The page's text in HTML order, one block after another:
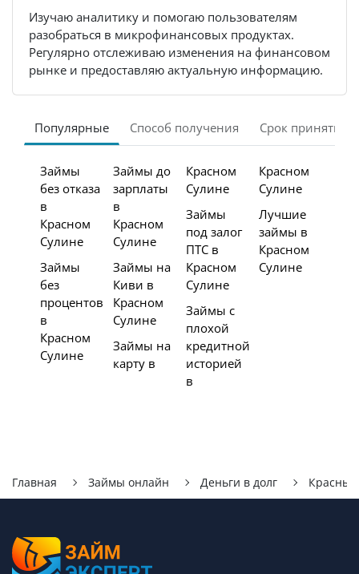
Изучаю аналитику и помогаю пользователям
разобраться в микрофинансовых продуктах.
Регулярно отслеживаю изменения на финансовом
рынке и предоставляю актуальную информацию.
Популярные Способ получения Срок принятия
Займы
без отказа
в
Красном
Сулине
Займы
без
процентов
в
Красном
Сулине
Займы до
зарплаты
в
Красном
Сулине
Займы на
Киви в
Красном
Сулине
Займы на
карту в
Красном
Сулине
Займы
под залог
ПТС в
Красном
Сулине
Займы с
плохой
кредитной
историей
в
Красном
Сулине
Лучшие
займы в
Красном
Сулине
Главная Займы онлайн Деньги в долг